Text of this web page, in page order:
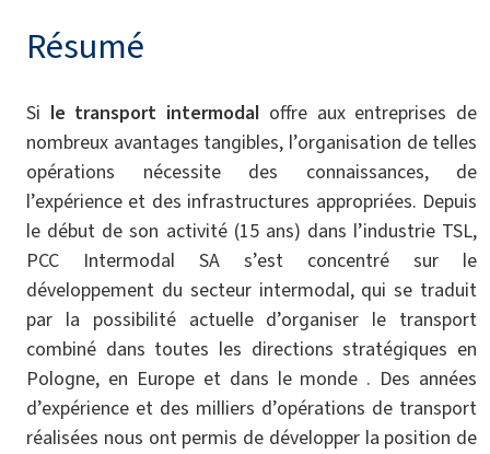
Résumé
Si le transport intermodal offre aux entreprises de
nombreux avantages tangibles, l’organisation de telles
opérations nécessite des connaissances, de
l’expérience et des infrastructures appropriées. Depuis
le début de son activité (15 ans) dans l’industrie TSL,
PCC Intermodal SA s’est concentré sur le
développement du secteur intermodal, qui se traduit
par la possibilité actuelle d’organiser le transport
combiné dans toutes les directions stratégiques en
Pologne, en Europe et dans le monde . Des années
d’expérience et des milliers d’opérations de transport
réalisées nous ont permis de développer la position de